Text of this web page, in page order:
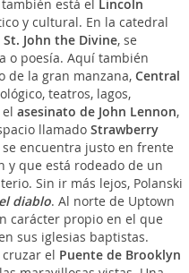
está el
Lincoln
y cultural. En la catedral
St. John the Divine, se
o poesía. Aquí también
de la gran manzana, Central
teatros, lagos,
asesinato de John Lennon,
llamado Strawberry
encuentra justo en frente
y que está rodeado de un
Sin ir más lejos, Polanski
diablo. Al norte de Uptown
carácter propio en el que
sus iglesias baptistas.
el Puente de Brooklyn